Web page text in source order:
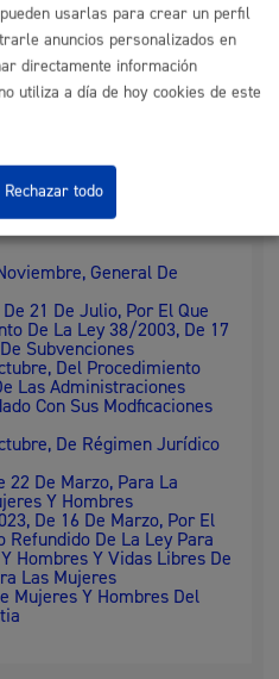
la tramitación
General De
21 De Julio, Por El Que
De La Ley 38/2003, De 17
Subvenciones
Del Procedimiento
Las Administraciones
Con Sus Modficaciones
De Régimen Jurídico
22 De Marzo, Para La
Y Hombres
De 16 De Marzo, Por El
Refundido De La Ley Para
Hombres Y Vidas Libres De
Las Mujeres
Mujeres Y Hombres Del
usarlas para crear un perfil
anuncios personalizados en
directamente información
utiliza a día de hoy cookies de este
Rechazar todo